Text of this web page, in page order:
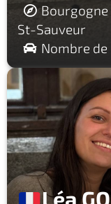
St-Sauveur
Nombre
Léa